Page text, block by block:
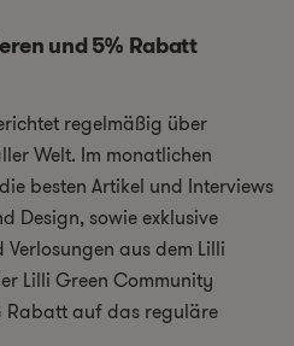
und 5% Rabatt
regelmäßig über
Welt. Im monatlichen
besten Artikel und Interviews
Design, sowie exklusive
aus dem Lilli
Lilli Green Community
Rabatt auf das reguläre